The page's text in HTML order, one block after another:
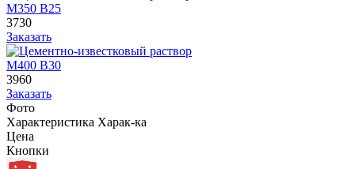
М350 В25
3730
Заказать
М400 В30
3960
Заказать
Фото
Характеристика Харак-ка
Цена
Кнопки